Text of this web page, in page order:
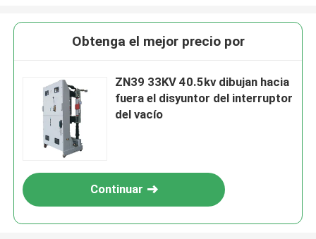
Obtenga el mejor precio por
ZN39 33KV 40.5kv dibujan hacia
fuera el disyuntor del interruptor
del vacío
Continuar